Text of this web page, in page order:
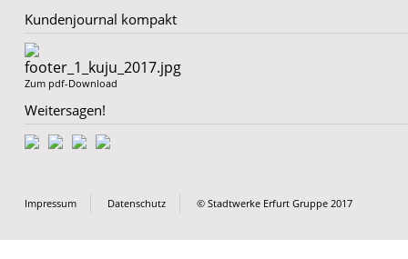
Kundenjournal kompakt
Zum pdf-Download
Weitersagen!
Impressum Datenschutz © Stadtwerke Erfurt Gruppe 2017